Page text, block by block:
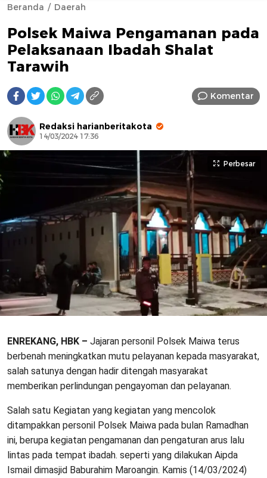
Beranda Daerah
Polsek Maiwa Pengamanan pada
Pelaksanaan Ibadah Shalat
Tarawih
Komentar
Redaksi harianberitakota
14/03/2024 17:36
Perbesar
ENREKANG, HBK – Jajaran personil Polsek Maiwa terus
berbenah meningkatkan mutu pelayanan kepada masyarakat,
salah satunya dengan hadir ditengah masyarakat
memberikan perlindungan pengayoman dan pelayanan.
Salah satu Kegiatan yang kegiatan yang mencolok
ditampakkan personil Polsek Maiwa pada bulan Ramadhan
ini, berupa kegiatan pengamanan dan pengaturan arus lalu
lintas pada tempat ibadah. seperti yang dilakukan Aipda
Ismail dimasjid Baburahim Maroangin. Kamis (14/03/2024)